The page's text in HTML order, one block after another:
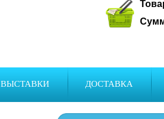
ВЫСТАВКИ ДОСТАВКА